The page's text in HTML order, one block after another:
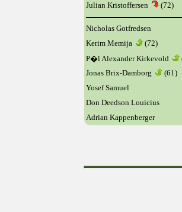
Julian Kristoffersen
(72)
Nicholas Gotfredsen
Kerim Memija
(72)
P�l Alexander Kirkevold
Jonas Brix-Damborg
(61)
Yosef Samuel
Don Deedson Louicius
Adrian Kappenberger